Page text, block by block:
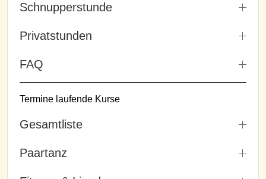
Schnupperstunde
Privatstunden
FAQ
Termine laufende Kurse
Gesamtliste
Paartanz